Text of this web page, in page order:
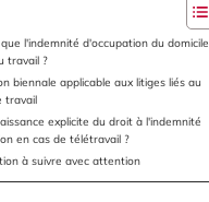
l'indemnité d'occupation du domicile
travail ?
biennale applicable aux litiges liés au
travail
explicite du droit à l'indemnité
en cas de télétravail ?
à suivre avec attention